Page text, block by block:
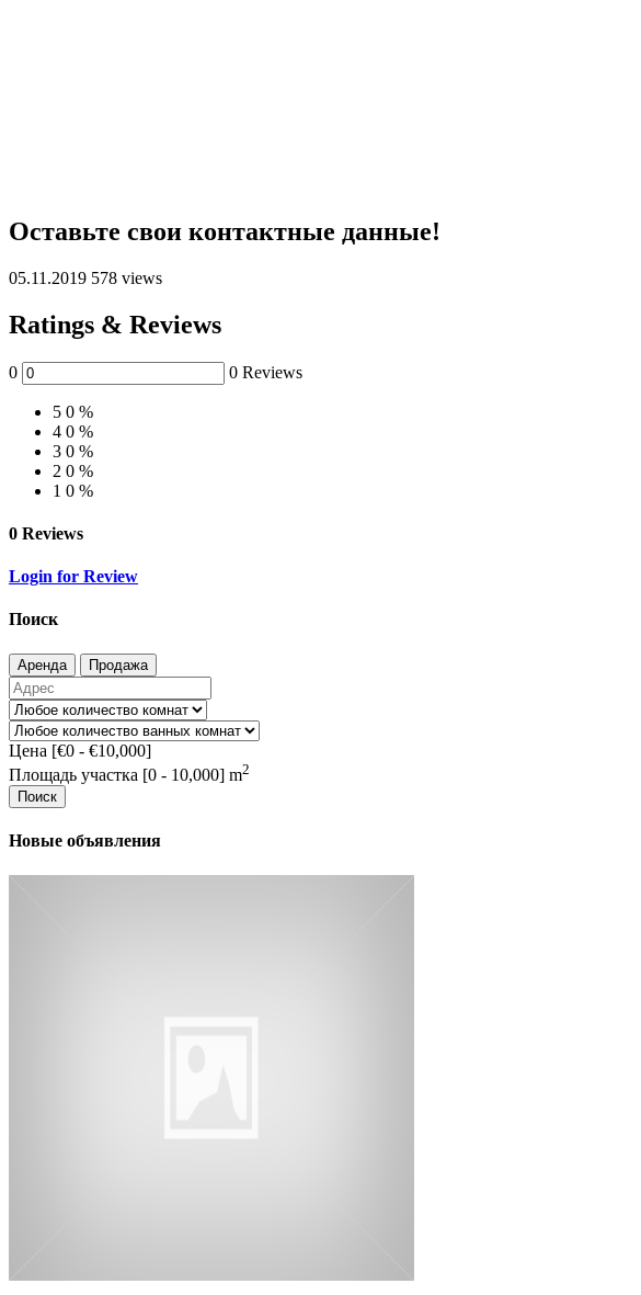
Оставьте свои контактные данные!
05.11.2019 578 views
Ratings & Reviews
0 0 Reviews
5 0 %
4 0 %
3 0 %
2 0 %
1 0 %
0 Reviews
Login for Review
Поиск
Аренда Продажа
Цена [€0 - €10,000]
Площадь участка [0 - 10,000] m2
Поиск
Новые объявления